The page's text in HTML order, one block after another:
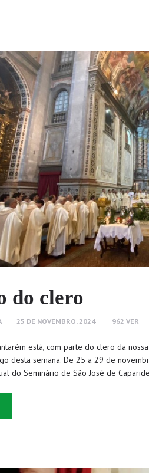
do clero
25 DE NOVEMBRO, 2024 962 VER
está, com parte do clero da
desta semana. De 25 a 29 de
do Seminário de São José de